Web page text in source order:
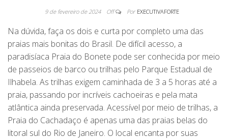
9 de fevereiro de 2024 Off Por EXECUTIVAFORTE
Na dúvida, faça os dois e curta por completo uma das
praias mais bonitas do Brasil. De difícil acesso, a
paradisíaca Praia do Bonete pode ser conhecida por meio
de passeios de barco ou trilhas pelo Parque Estadual de
Ilhabela. As trilhas exigem caminhada de 3 a 5 horas até a
praia, passando por incríveis cachoeiras e pela mata
atlântica ainda preservada. Acessível por meio de trilhas, a
Praia do Cachadaço é apenas uma das praias belas do
litoral sul do Rio de Janeiro. O local encanta por suas